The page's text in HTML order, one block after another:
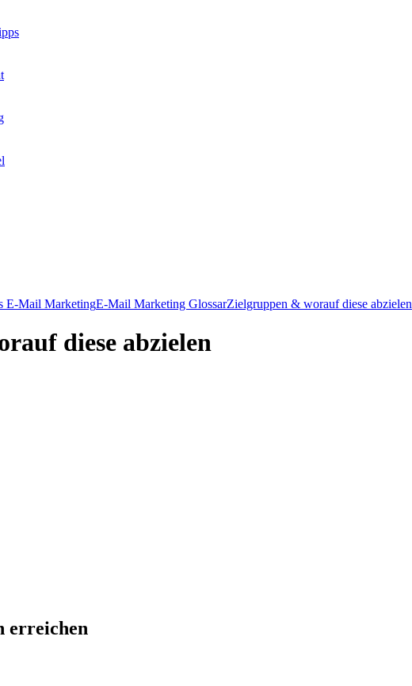
E-Mail MarketingE-Mail Marketing GlossarZielgruppen & worauf diese abzielen
diese abzielen
erreichen